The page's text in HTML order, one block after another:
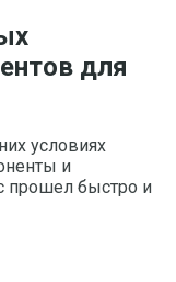
для
условиях
и
прошел быстро и